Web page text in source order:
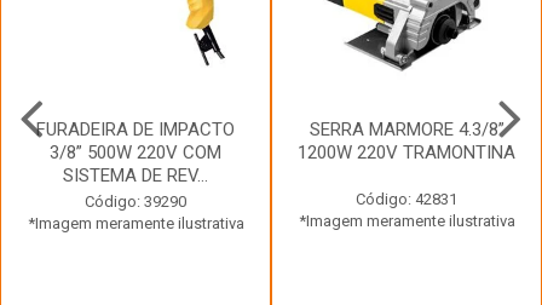
FURADEIRA DE IMPACTO
3/8” 500W 220V COM
SISTEMA DE REV...
Código: 39290
*Imagem meramente ilustrativa
SERRA MARMORE 4.3/8”
1200W 220V TRAMONTINA
Código: 42831
*Imagem meramente ilustrativa